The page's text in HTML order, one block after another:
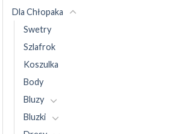
Dla Chłopaka
Swetry
Szlafrok
Koszulka
Body
Bluzy
Bluzki